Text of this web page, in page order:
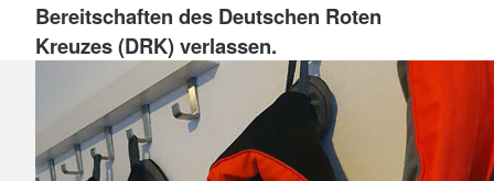
Bereitschaften des Deutschen Roten
Kreuzes (DRK) verlassen.